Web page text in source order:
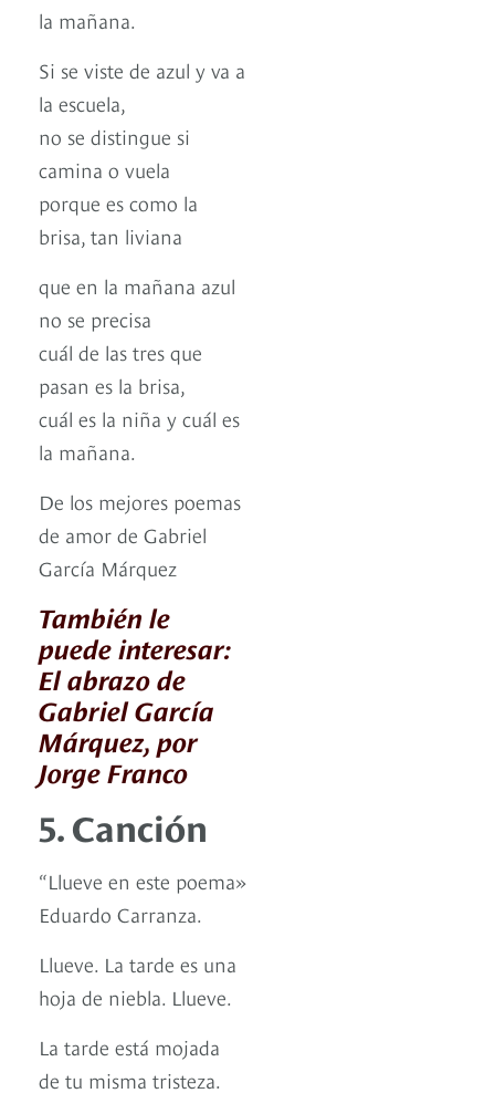
la mañana.
Si se viste de azul y va a
la escuela,
no se distingue si
camina o vuela
porque es como la
brisa, tan liviana
que en la mañana azul
no se precisa
cuál de las tres que
pasan es la brisa,
cuál es la niña y cuál es
la mañana.
De los mejores poemas
de amor de Gabriel
García Márquez
También le
puede interesar:
El abrazo de
Gabriel García
Márquez, por
Jorge Franco
5. Canción
“Llueve en este poema»
Eduardo Carranza.
Llueve. La tarde es una
hoja de niebla. Llueve.
La tarde está mojada
de tu misma tristeza.